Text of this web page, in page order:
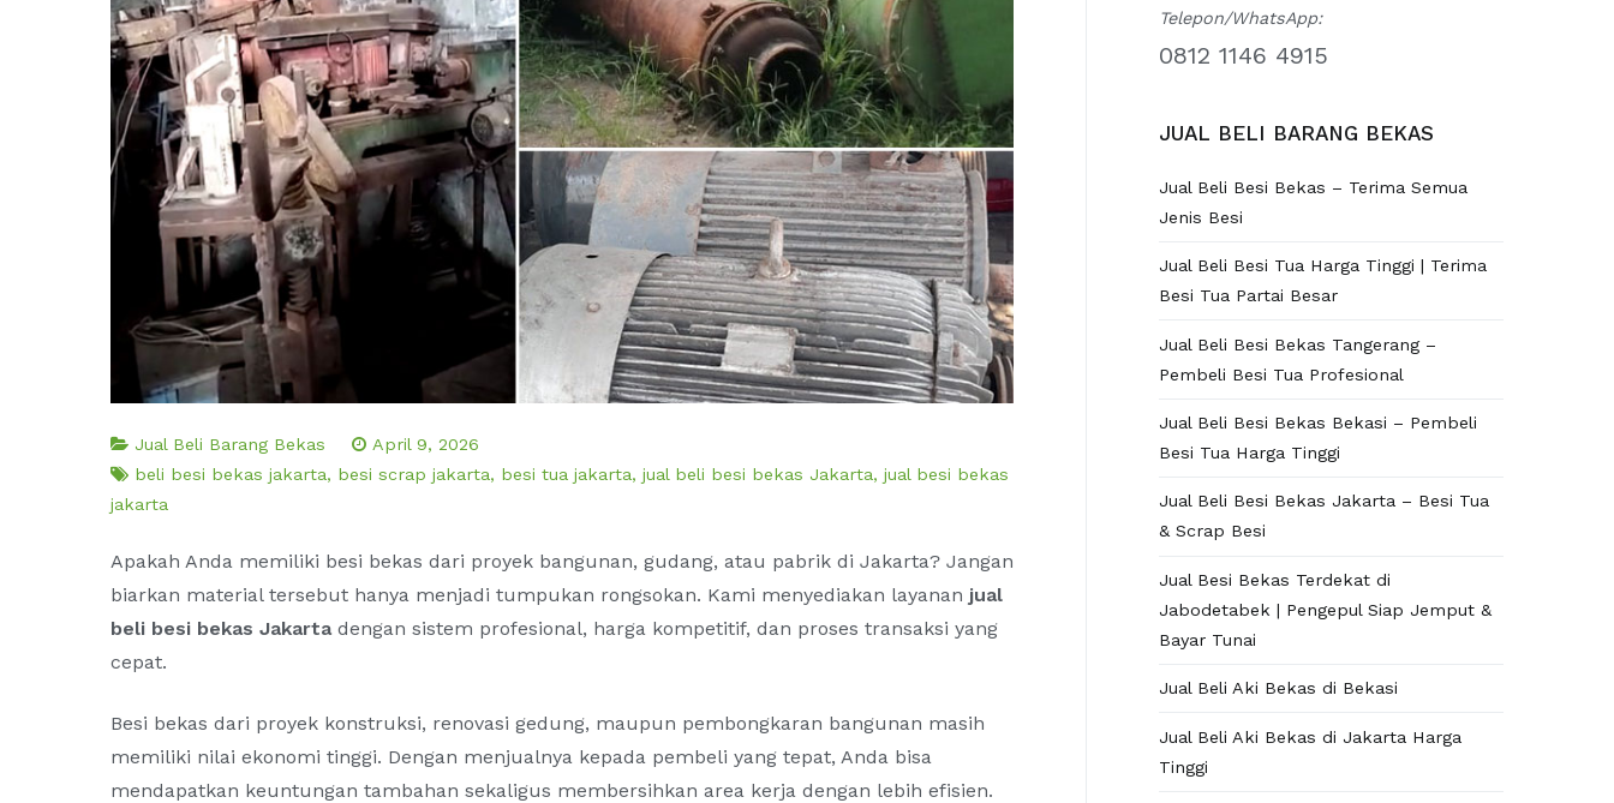
Jual Beli Barang Bekas
April 9, 2026
beli besi bekas jakarta, besi scrap jakarta, besi tua jakarta, jual beli besi bekas Jakarta, jual besi bekas
jakarta
Apakah Anda memiliki besi bekas dari proyek bangunan, gudang, atau pabrik di Jakarta? Jangan
biarkan material tersebut hanya menjadi tumpukan rongsokan. Kami menyediakan layanan jual
beli besi bekas Jakartadengan sistem profesional, harga kompetitif, dan proses transaksi yang
cepat.
Besi bekas dari proyek konstruksi, renovasi gedung, maupun pembongkaran bangunan masih
memiliki nilai ekonomi tinggi. Dengan menjualnya kepada pembeli yang tepat, Anda bisa
mendapatkan keuntungan tambahan sekaligus membersihkan area kerja dengan lebih efisien.
Telepon/WhatsApp:
0812 1146 4915
JUAL BELI BARANG BEKAS
Jual Beli Besi Bekas – Terima Semua
Jenis Besi
Jual Beli Besi Tua Harga Tinggi | Terima
Besi Tua Partai Besar
Jual Beli Besi Bekas Tangerang –
Pembeli Besi Tua Profesional
Jual Beli Besi Bekas Bekasi – Pembeli
Besi Tua Harga Tinggi
Jual Beli Besi Bekas Jakarta – Besi Tua
& Scrap Besi
Jual Besi Bekas Terdekat di
Jabodetabek | Pengepul Siap Jemput &
Bayar Tunai
Jual Beli Aki Bekas di Bekasi
Jual Beli Aki Bekas di Jakarta Harga
Tinggi